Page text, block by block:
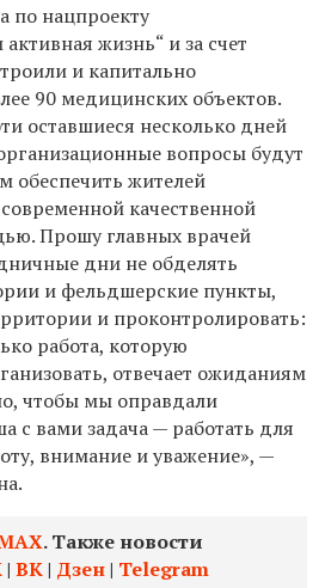
по нацпроекту
жизнь“ и за счет
и капитально
90 медицинских объектов.
оставшиеся несколько дней
вопросы будут
жителей
качественной
Прошу главных врачей
дни не обделять
и фельдшерские пункты,
и проконтролировать:
работа, которую
отвечает ожиданиям
чтобы мы оправдали
вами задача — работать для
внимание и уважение», —
. Также новости
| ВК| Дзен| Telegram